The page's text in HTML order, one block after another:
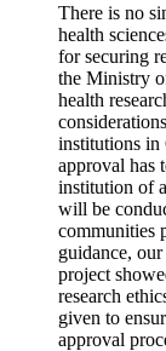
There is no
health
for securing
the Ministry
health
institutions in
approval has
institution of
will be
communities
guidance,
project
research
given to
approval